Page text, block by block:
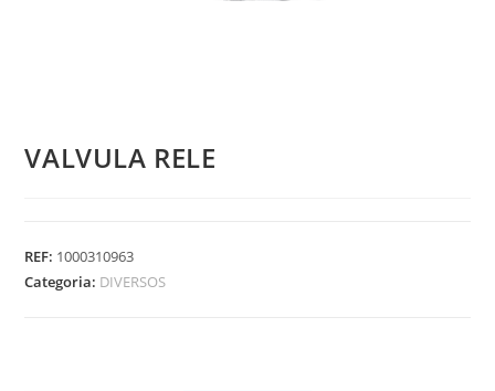
VALVULA RELE
REF: 1000310963
Categoria: DIVERSOS